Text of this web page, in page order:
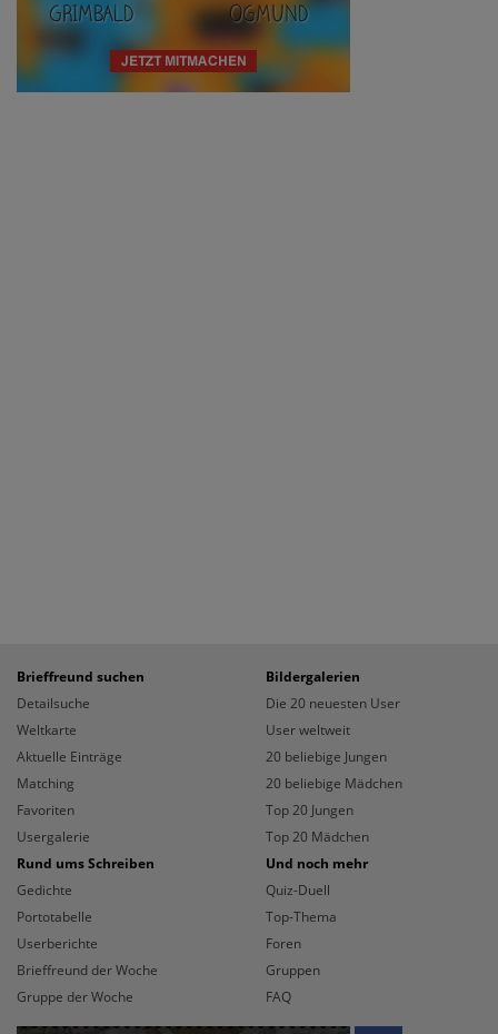
Brieffreund suchen
Detailsuche
Weltkarte
Aktuelle Einträge
Matching
Favoriten
Usergalerie
Bildergalerien
Die 20 neuesten User
User weltweit
20 beliebige Jungen
20 beliebige Mädchen
Top 20 Jungen
Top 20 Mädchen
Rund ums Schreiben
Gedichte
Portotabelle
Userberichte
Brieffreund der Woche
Gruppe der Woche
Und noch mehr
Quiz-Duell
Top-Thema
Foren
Gruppen
FAQ